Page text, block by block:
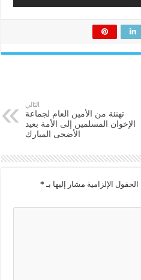
التالي
تهنئة من الأمين العام لجماعة
الإخوان المسلمين إلى الأمة بعيد
الأضحى المبارك
الحقول الإلزامية مشار إليها بـ *